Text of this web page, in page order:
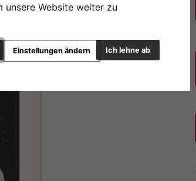
unsere Website weiter zu
Ich lehne ab
Einstellungen ändern